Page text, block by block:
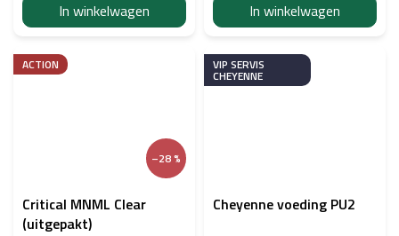
In winkelwagen In winkelwagen
ACTION
–28 %
Critical MNML Clear
(uitgepakt)
VIP SERVIS
CHEYENNE
Cheyenne voeding PU2